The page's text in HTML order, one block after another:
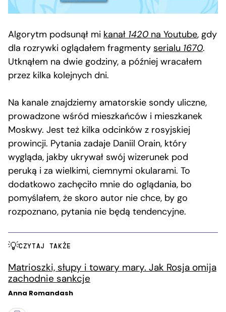
Algorytm podsunął mi kanał 1420 na Youtube, gdy
dla rozrywki oglądałem fragmenty serialu 1670.
Utknąłem na dwie godziny, a później wracałem
przez kilka kolejnych dni.
Na kanale znajdziemy amatorskie sondy uliczne,
prowadzone wśród mieszkańców i mieszkanek
Moskwy. Jest też kilka odcinków z rosyjskiej
prowincji. Pytania zadaje Daniil Orain, który
wygląda, jakby ukrywał swój wizerunek pod
peruką i za wielkimi, ciemnymi okularami. To
dodatkowo zachęciło mnie do oglądania, bo
pomyślałem, że skoro autor nie chce, by go
rozpoznano, pytania nie będą tendencyjne.
CZYTAJ TAKŻE
Matrioszki, słupy i towary mary. Jak Rosja omija
zachodnie sankcje
Anna Romandash